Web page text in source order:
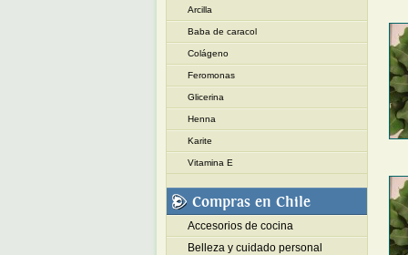
Arcilla
Baba de caracol
Colágeno
Feromonas
Glicerina
Henna
Karite
Vitamina E
Compras en Chile
Accesorios de cocina
Belleza y cuidado personal